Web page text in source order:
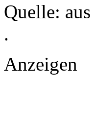
Quelle:
.
Anzeigen